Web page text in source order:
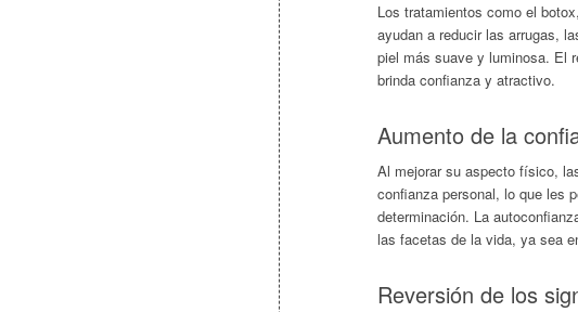
Los tratamientos como el
ayudan a reducir las arrugas,
piel más suave y luminosa. El
brinda confianza y atractivo.
Aumento de la
Al mejorar su aspecto físico,
confianza personal, lo que les
determinación. La
las facetas de la vida, ya sea
Reversión de los